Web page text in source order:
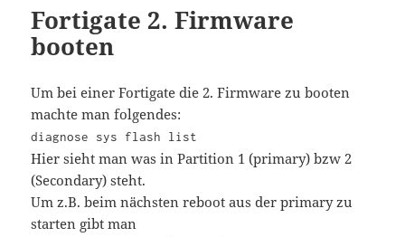
Fortigate 2. Firmware
booten
Um bei einer Fortigate die 2. Firmware zu booten
machte man folgendes:
diagnose sys flash list
Hier sieht man was in Partition 1 (primary) bzw 2
(Secondary) steht.
Um z.B. beim nächsten reboot aus der primary zu
starten gibt man